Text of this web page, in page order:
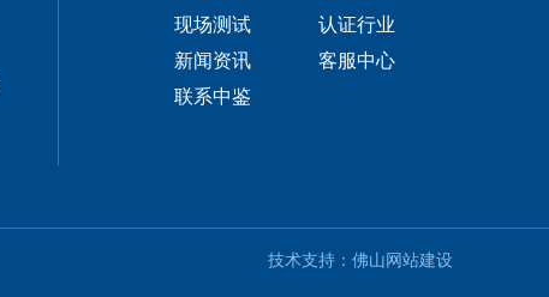
现场测试
认证行业
新闻资讯
客服中心
联系中鉴
技术支持： 佛山网站建设